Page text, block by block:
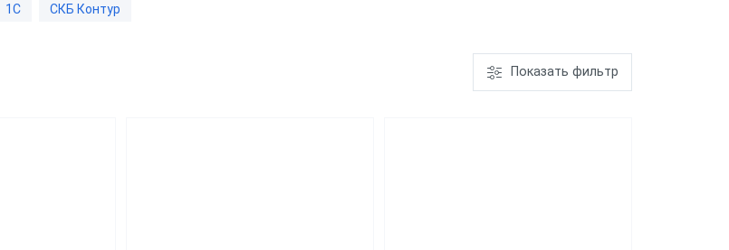
Для кафе
1C СКБ Контур
Показать фильтр